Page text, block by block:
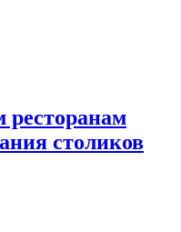
ресторанам
столиков